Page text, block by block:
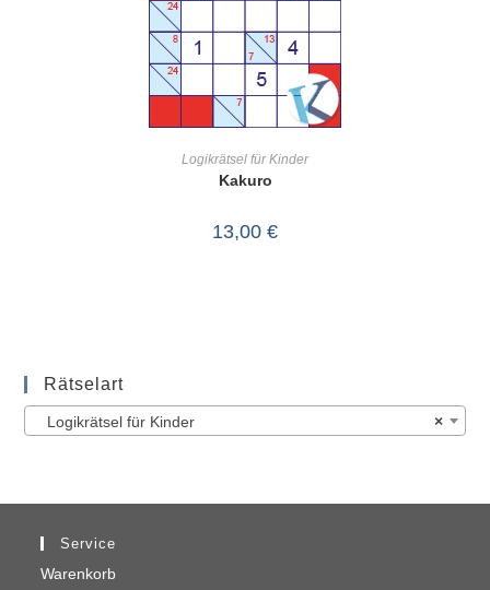
Logikrätsel für Kinder
Kakuro
13,00 €
Rätselart
×
Logikrätsel für Kinder
Service
Warenkorb